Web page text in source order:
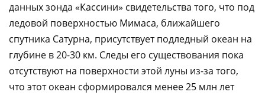
данных зонда «Кассини» свидетельства того, что под
ледовой поверхностью Мимаса, ближайшего
спутника Сатурна, присутствует подледный океан на
глубине в 20-30 км. Следы его существования пока
отсутствуют на поверхности этой луны из-за того,
что этот океан сформировался менее 25 млн лет